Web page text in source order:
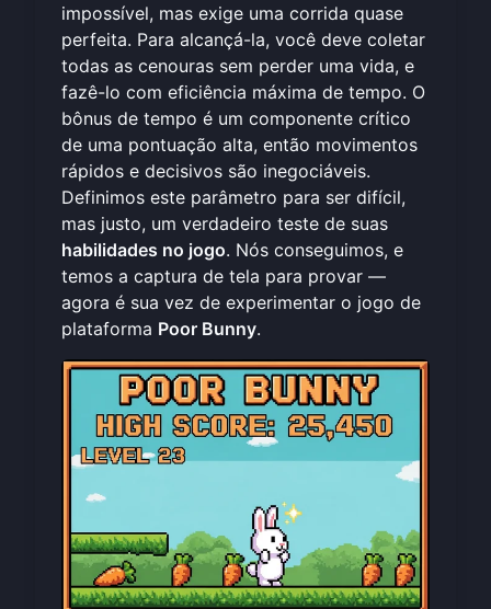
impossível, mas exige uma corrida quase
perfeita. Para alcançá-la, você deve coletar
todas as cenouras sem perder uma vida, e
fazê-lo com eficiência máxima de tempo. O
bônus de tempo é um componente crítico
de uma pontuação alta, então movimentos
rápidos e decisivos são inegociáveis.
Definimos este parâmetro para ser difícil,
mas justo, um verdadeiro teste de suas
habilidades no jogo. Nós conseguimos, e
temos a captura de tela para provar —
agora é sua vez de experimentar o jogo de
plataforma Poor Bunny.